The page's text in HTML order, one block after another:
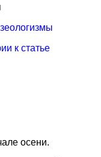
к статье
осени.